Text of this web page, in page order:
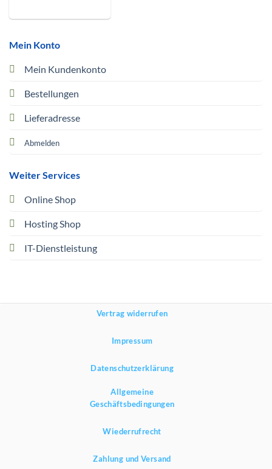
Mein Konto
Mein Kundenkonto
Bestellungen
Lieferadresse
Abmelden
Weiter Services
Online Shop
Hosting Shop
IT-Dienstleistung
Vertrag widerrufen
Impressum
Datenschutzerklärung
Allgemeine
Geschäftsbedingungen
Wiederrufrecht
Zahlung und Versand